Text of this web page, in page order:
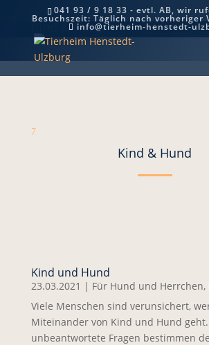
041 93 / 9 18 33 - evtl. AB, wir
Besuchszeit: Täglich nach vorheriger
info@tierheim-henstedt-
Kind & Hund
7
Kind & Hund
Kind und Hund
23.03.2021 | Für Hund und Herrchen,
Viele Menschen sind verunsichert,
Miteinander von Kind und Hund geht.
unbeantwortete Fragen bestimmen